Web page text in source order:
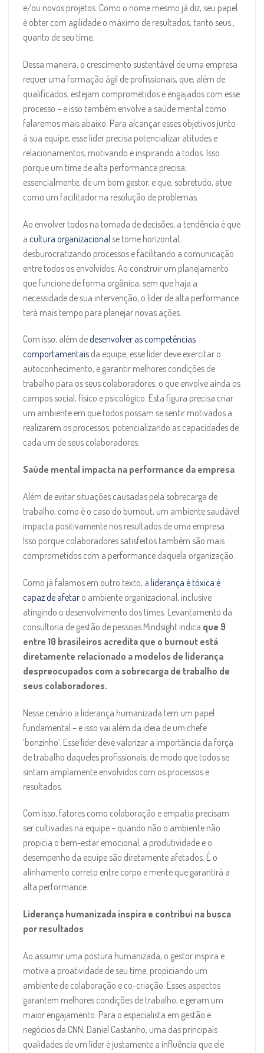
e/ou novos projetos. Como o nome mesmo já diz, seu papel
é obter com agilidade o máximo de resultados, tanto seus.,
quanto de seu time.
Dessa maneira, o crescimento sustentável de uma empresa
requer uma formação ágil de profissionais, que, além de
qualificados, estejam comprometidos e engajados com esse
processo – e isso também envolve a saúde mental como
falaremos mais abaixo. Para alcançar esses objetivos junto
à sua equipe, esse líder precisa potencializar atitudes e
relacionamentos, motivando e inspirando a todos. Isso
porque um time de alta performance precisa,
essencialmente, de um bom gestor, e que, sobretudo, atue
como um facilitador na resolução de problemas.
Ao envolver todos na tomada de decisões, a tendência é que
a cultura organizacional se torne horizontal,
desburocratizando processos e facilitando a comunicação
entre todos os envolvidos. Ao construir um planejamento
que funcione de forma orgânica, sem que haja a
necessidade de sua intervenção, o líder de alta performance
terá mais tempo para planejar novas ações.
Com isso, além dedesenvolver as competências
comportamentais da equipe, esse líder deve exercitar o
autoconhecimento, e garantir melhores condições de
trabalho para os seus colaboradores, o que envolve ainda os
campos social, físico e psicológico. Esta figura precisa criar
um ambiente em que todos possam se sentir motivados a
realizarem os processos, potencializando as capacidades de
cada um de seus colaboradores.
Saúde mental impacta na performance da empresa
Além de evitar situações causadas pela sobrecarga de
trabalho, como é o caso do burnout, um ambiente saudável
impacta positivamente nos resultados de uma empresa.
Isso porque colaboradores satisfeitos também são mais
comprometidos com a performance daquela organização.
Como já falamos em outro texto, a liderança é tóxica é
capaz de afetar o ambiente organizacional, inclusive
atingindo o desenvolvimento dos times. Levantamento da
consultoria de gestão de pessoas Mindsight indica que 9
entre 10 brasileiros acredita que o burnout está
diretamente relacionado a modelos de liderança
despreocupados com a sobrecarga de trabalho de
seus colaboradores.
Nesse cenário a liderança humanizada tem um papel
fundamental – e isso vai além da ideia de um chefe
‘bonzinho’. Esse líder deve valorizar a importância da força
de trabalho daqueles profissionais, de modo que todos se
sintam amplamente envolvidos com os processos e
resultados.
Com isso, fatores como colaboração e empatia precisam
ser cultivadas na equipe – quando não o ambiente não
propicia o bem-estar emocional, a produtividade e o
desempenho da equipe são diretamente afetados. É o
alinhamento correto entre corpo e mente que garantirá a
alta performance.
Liderança humanizada inspira e contribui na busca
por resultados
Ao assumir uma postura humanizada, o gestor inspira e
motiva a proatividade de seu time, propiciando um
ambiente de colaboração e co-criação. Esses aspectos
garantem melhores condições de trabalho, e geram um
maior engajamento. Para o especialista em gestão e
negócios da CNN, Daniel Castanho, uma das principais
qualidades de um líder é justamente a influência que ele